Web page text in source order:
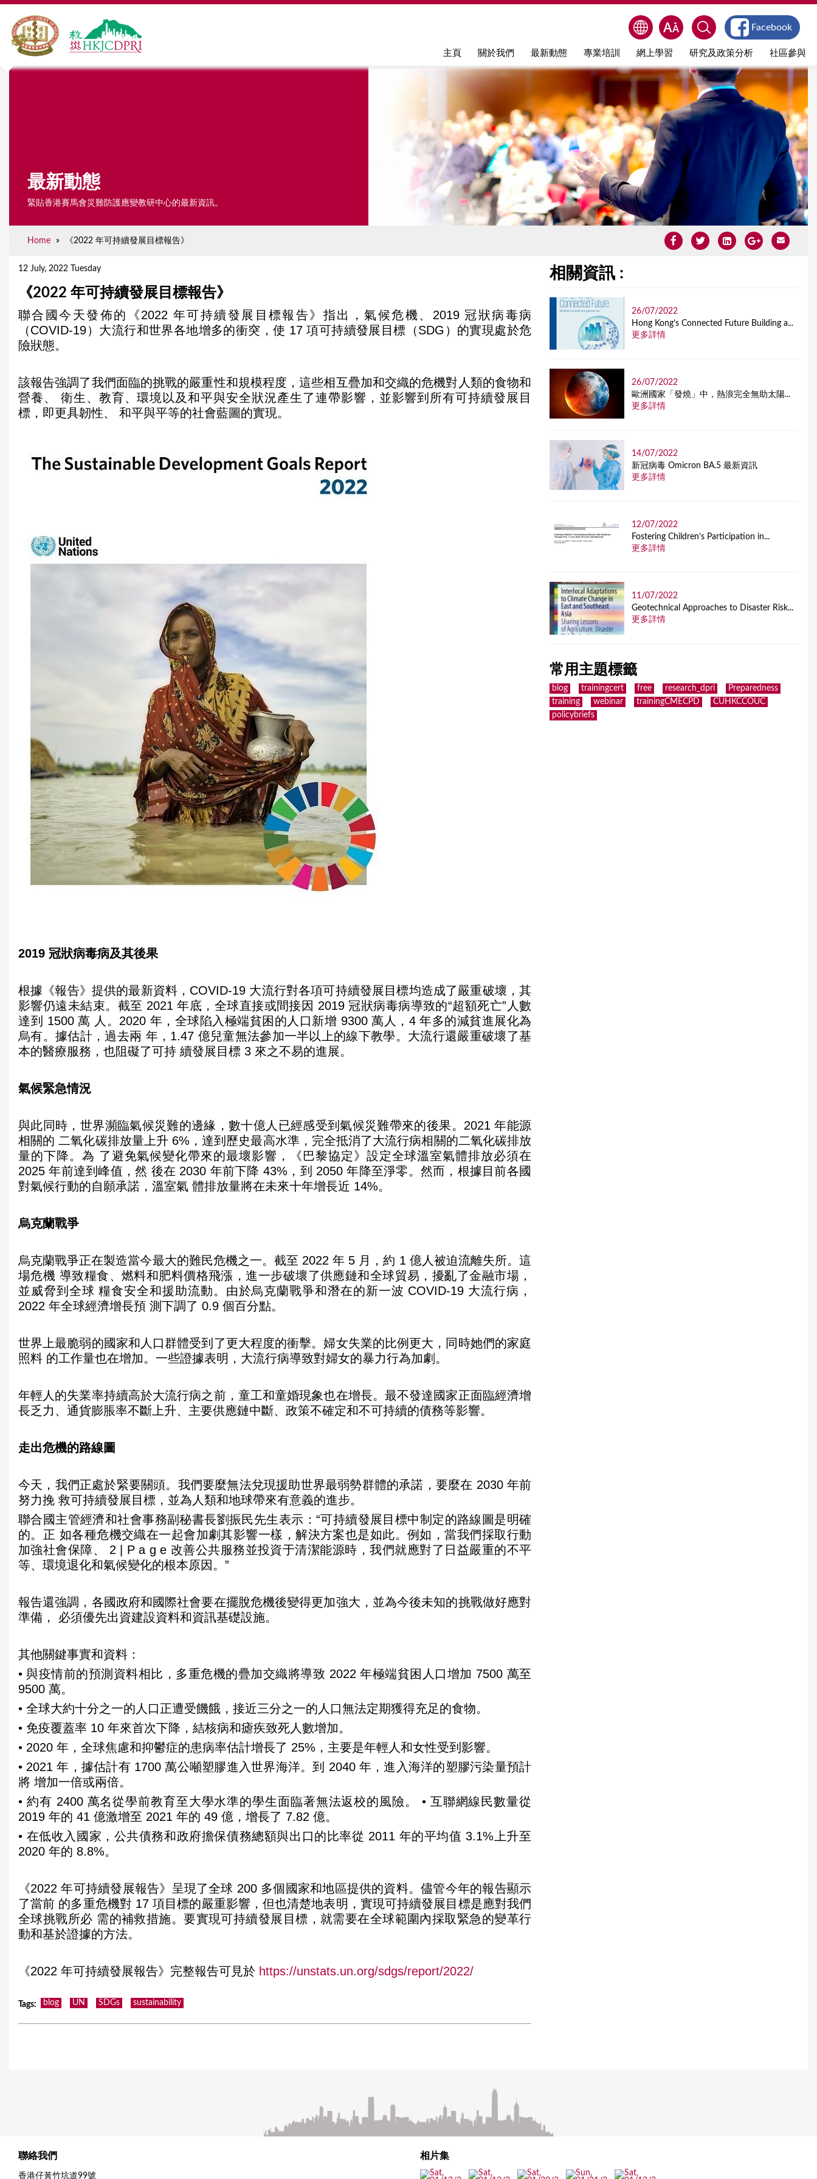
Jump to navigation
主頁 關於我們 最新動態 專業培訓 網上學習 研究及政策分析 社區參與
Facebook
最新動態
緊貼香港賽馬會災難防護應變教研中心的最新資訊。
Home » 《2022 年可持續發展目標報告》
12 July, 2022 Tuesday
《2022 年可持續發展目標報告》
聯合國今天發佈的《2022 年可持續發展目標報告》指出，氣候危機、2019 冠狀病毒病
（COVID-19）大流行和世界各地增多的衝突，使 17 項可持續發展目標（SDG）的實現處於危
險狀態。
該報告強調了我們面臨的挑戰的嚴重性和規模程度，這些相互疊加和交織的危機對人類的食物和
營養、 衛生、教育、環境以及和平與安全狀況產生了連帶影響，並影響到所有可持續發展目
標，即更具韌性、 和平與平等的社會藍圖的實現。
2019 冠狀病毒病及其後果
根據《報告》提供的最新資料，COVID-19 大流行對各項可持續發展目標均造成了嚴重破壞，其
影響仍遠未結束。截至 2021 年底，全球直接或間接因 2019 冠狀病毒病導致的“超額死亡”人數
達到 1500 萬 人。2020 年，全球陷入極端貧困的人口新增 9300 萬人，4 年多的減貧進展化為
烏有。據估計，過去兩 年，1.47 億兒童無法參加一半以上的線下教學。大流行還嚴重破壞了基
本的醫療服務，也阻礙了可持 續發展目標 3 來之不易的進展。
氣候緊急情況
與此同時，世界瀕臨氣候災難的邊緣，數十億人已經感受到氣候災難帶來的後果。2021 年能源
相關的 二氧化碳排放量上升 6%，達到歷史最高水準，完全抵消了大流行病相關的二氧化碳排放
量的下降。為 了避免氣候變化帶來的最壞影響，《巴黎協定》設定全球溫室氣體排放必須在
2025 年前達到峰值，然 後在 2030 年前下降 43%，到 2050 年降至淨零。然而，根據目前各國
對氣候行動的自願承諾，溫室氣 體排放量將在未來十年增長近 14%。
烏克蘭戰爭
烏克蘭戰爭正在製造當今最大的難民危機之一。截至 2022 年 5 月，約 1 億人被迫流離失所。這
場危機 導致糧食、燃料和肥料價格飛漲，進一步破壞了供應鏈和全球貿易，擾亂了金融市場，
並威脅到全球 糧食安全和援助流動。由於烏克蘭戰爭和潛在的新一波 COVID-19 大流行病，
2022 年全球經濟增長預 測下調了 0.9 個百分點。
世界上最脆弱的國家和人口群體受到了更大程度的衝擊。婦女失業的比例更大，同時她們的家庭
照料 的工作量也在增加。一些證據表明，大流行病導致對婦女的暴力行為加劇。
年輕人的失業率持續高於大流行病之前，童工和童婚現象也在增長。最不發達國家正面臨經濟增
長乏力、通貨膨脹率不斷上升、主要供應鏈中斷、政策不確定和不可持續的債務等影響。
走出危機的路線圖
今天，我們正處於緊要關頭。我們要麼無法兌現援助世界最弱勢群體的承諾，要麼在 2030 年前
努力挽 救可持續發展目標，並為人類和地球帶來有意義的進步。
聯合國主管經濟和社會事務副秘書長劉振民先生表示：“可持續發展目標中制定的路線圖是明確
的。正 如各種危機交織在一起會加劇其影響一樣，解決方案也是如此。例如，當我們採取行動
加強社會保障、 2 | P a g e 改善公共服務並投資于清潔能源時，我們就應對了日益嚴重的不平
等、環境退化和氣候變化的根本原因。”
報告還強調，各國政府和國際社會要在擺脫危機後變得更加強大，並為今後未知的挑戰做好應對
準備， 必須優先出資建設資料和資訊基礎設施。
其他關鍵事實和資料：
• 與疫情前的預測資料相比，多重危機的疊加交織將導致 2022 年極端貧困人口增加 7500 萬至
9500 萬。
• 全球大約十分之一的人口正遭受饑餓，接近三分之一的人口無法定期獲得充足的食物。
• 免疫覆蓋率 10 年來首次下降，結核病和瘧疾致死人數增加。
• 2020 年，全球焦慮和抑鬱症的患病率估計增長了 25%，主要是年輕人和女性受到影響。
• 2021 年，據估計有 1700 萬公噸塑膠進入世界海洋。到 2040 年，進入海洋的塑膠污染量預計
將 增加一倍或兩倍。
• 約有 2400 萬名從學前教育至大學水準的學生面臨著無法返校的風險。 • 互聯網線民數量從
2019 年的 41 億激增至 2021 年的 49 億，增長了 7.82 億。
• 在低收入國家，公共債務和政府擔保債務總額與出口的比率從 2011 年的平均值 3.1%上升至
2020 年的 8.8%。
《2022 年可持續發展報告》呈現了全球 200 多個國家和地區提供的資料。儘管今年的報告顯示
了當前 的多重危機對 17 項目標的嚴重影響，但也清楚地表明，實現可持續發展目標是應對我們
全球挑戰所必 需的補救措施。要實現可持續發展目標，就需要在全球範圍內採取緊急的變革行
動和基於證據的方法。
《2022 年可持續發展報告》完整報告可見於 https://unstats.un.org/sdgs/report/2022/
Tags: blog UN SDGs sustainability
相關資訊 :
26/07/2022
Hong Kong’s Connected Future Building a...
更多詳情
26/07/2022
歐洲國家「發燒」中，熱浪完全無助太陽...
更多詳情
14/07/2022
新冠病毒 Omicron BA.5 最新資訊
更多詳情
12/07/2022
Fostering Children’s Participation in...
更多詳情
11/07/2022
Geotechnical Approaches to Disaster Risk...
更多詳情
常用主題標籤
blog trainingcert free research_dpri
Preparedness
training
webinar trainingCMECPD
CUHKCCOUC
policybriefs
聯絡我們
香港仔黃竹坑道99號
相片集